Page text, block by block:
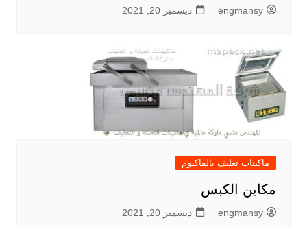
engmansy ديسمبر 20, 2021
ماكينات تغليف بالفاكيوم
مكاين الكبس
engmansy ديسمبر 20, 2021